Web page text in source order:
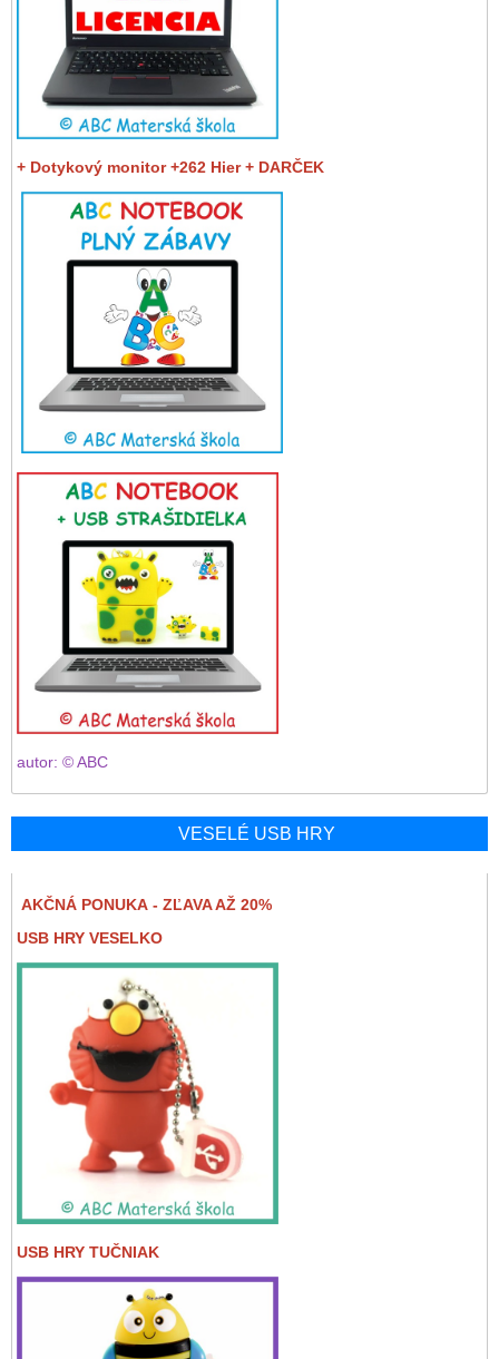
+ Dotykový monitor +262 Hier + DARČEK
autor: © ABC
VESELÉ USB HRY
AKČNÁ PONUKA - ZĽAVA AŽ 20%
USB HRY VESELKO
USB HRY TUČNIAK